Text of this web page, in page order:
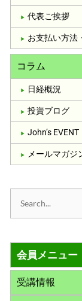
代表ご挨拶
お支払い方法
コラム
日経概況
投資ブログ
John’s EVENT
メールマガジ
象
:
会員メニュー
受講情報